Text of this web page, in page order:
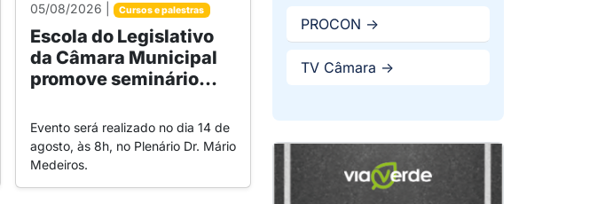
05/08/2026 | Cursos e palestras
Escola do Legislativo
da Câmara Municipal
promove seminário...
Evento será realizado no dia 14 de
agosto, às 8h, no Plenário Dr. Mário
Medeiros.
PROCON ->
TV Câmara ->